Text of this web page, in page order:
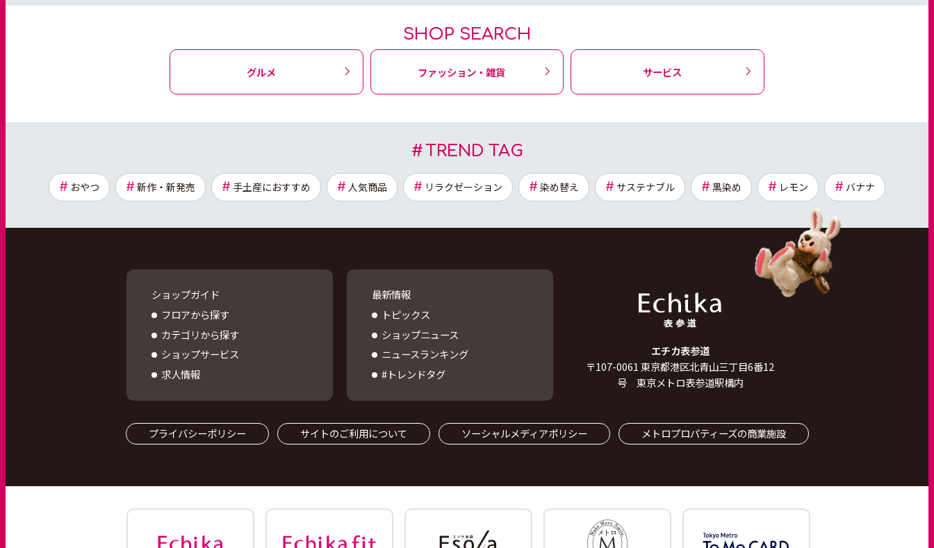
SHOP SEARCH
グルメ ファッション・雑貨 サービス
TREND TAG
おやつ 新作・新発売 手土産におすすめ 人気商品 リラクゼーション 染め替え サステナブル 黒染め レモン バナナ
ショップガイド
フロアから探す
カテゴリから探す
ショップサービス
求人情報
最新情報
トピックス
ショップニュース
ニュースランキング
#トレンドタグ
エチカ表参道
〒107-0061 東京都港区北青山三丁目6番12
号 東京メトロ表参道駅構内
プライバシーポリシー サイトのご利用について ソーシャルメディアポリシー メトロプロパティーズの商業施設